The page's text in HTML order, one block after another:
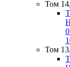
Том
Том